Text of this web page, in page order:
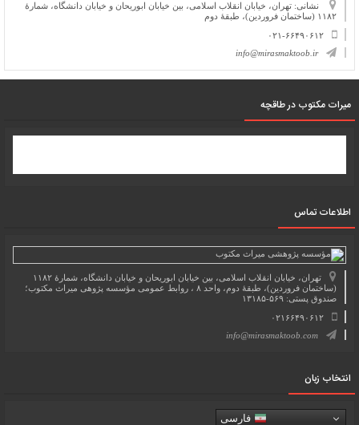
نشانی: تهران، خیابان انقلاب اسلامی، بین خیابان ابوریحان و خیابان دانشگاه، شمارۀ
۱۱۸۲ (ساختمان فروردین)، طبقۀ دوم
۰۲۱-۶۶۴۹۰۶۱۲
info@mirasmaktoob.ir
میرات مکتوب در طاقچه
اطلاعات تماس
تهران، خیابان انقلاب اسلامی، بین خیابان ابوریحان و خیابان دانشگاه، شمارۀ ۱۱۸۲
(ساختمان فروردین)، طبقۀ دوم، واحد ۸ ، روابط عمومی مؤسسه پژوهی میراث مکتوب؛
صندوق پستی: ۵۶۹-۱۳۱۸۵
۰۲۱۶۶۴۹۰۶۱۲
info@mirasmaktoob.com
انتخاب زبان
فارسی